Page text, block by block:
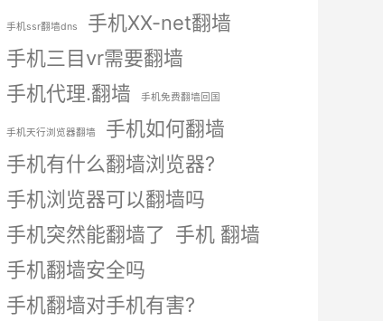
手机ssr翻墙dns
手机XX-net翻墙
手机三目vr需要翻墙
手机代理.翻墙
手机免费翻墙回国
手机天行浏览器翻墙
手机如何翻墙
手机有什么翻墙浏览器?
手机浏览器可以翻墙吗
手机突然能翻墙了 手机 翻墙
手机翻墙安全吗
手机翻墙对手机有害?